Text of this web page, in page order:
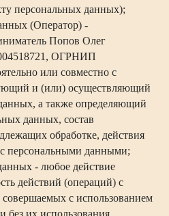
персональных данных);
(Оператор) -
Попов Олег
ОГРНИП
или совместно с
и (или) осуществляющий
а также определяющий
данных, состав
обработке, действия
персональными данными;
- любое действие
действий (операций) с
с использованием
без их использования.